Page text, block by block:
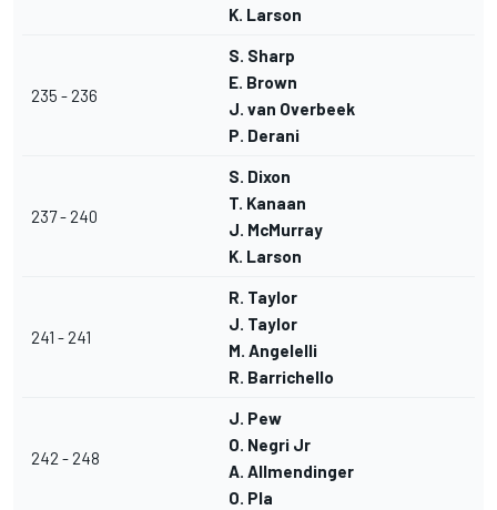
K. Larson
235 - 236
S. Sharp
E. Brown
J. van Overbeek
P. Derani
237 - 240
S. Dixon
T. Kanaan
J. McMurray
K. Larson
241 - 241
R. Taylor
J. Taylor
M. Angelelli
R. Barrichello
242 - 248
J. Pew
O. Negri Jr
A. Allmendinger
O. Pla